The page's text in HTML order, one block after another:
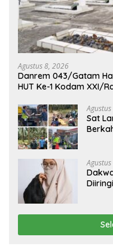
Agustus 8, 2026
Danrem 043/Gatam
HUT Ke-1 Kodam XXI/
Sat